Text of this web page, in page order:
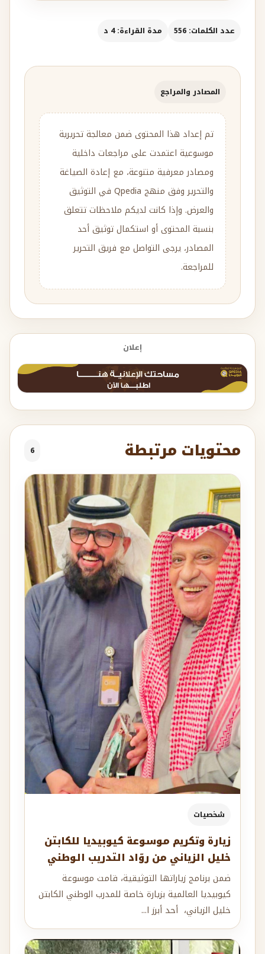
عدد الكلمات: 556 مدة القراءة: 4 د
المصادر والمراجع
تم إعداد هذا المحتوى ضمن معالجة تحريرية
موسوعية اعتمدت على مراجعات داخلية
ومصادر معرفية متنوعة، مع إعادة الصياغة
والتحرير وفق منهج Qpedia في التوثيق
والعرض. وإذا كانت لديكم ملاحظات تتعلق
بنسبة المحتوى أو استكمال توثيق أحد
المصادر، يرجى التواصل مع فريق التحرير
للمراجعة.
إعلان
محتويات مرتبطة 6
شخصيات
زيارة وتكريم موسوعة كيوبيديا للكابتن
خليل الزياني من روّاد التدريب الوطني
ضمن برنامج زياراتها التوثيقية، قامت موسوعة
كيوبيديا العالمية بزيارة خاصة للمدرب الوطني الكابتن
خليل الزياني، أحد أبرز ا...